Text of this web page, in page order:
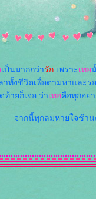
เป็นมากกว่ารัก เพราะเทอ
าทั้งชีวิตเพื่อตามหาและ
ายก็เจอ ว่าเทอคือทุกอย่า
จากนี้ทุกลมหายใจช้า